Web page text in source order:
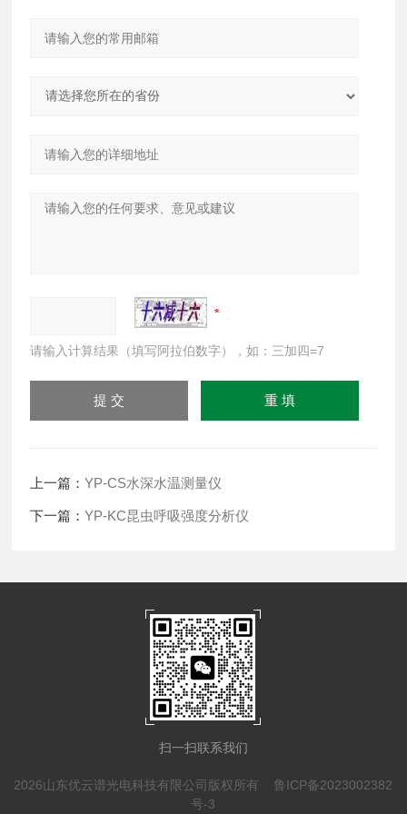
请输入计算结果（填写阿拉伯数字），如：三加四=7
上一篇：YP-CS水深水温测量仪
下一篇：YP-KC昆虫呼吸强度分析仪
扫一扫联系我们
2026山东优云谱光电科技有限公司版权所有 鲁ICP备2023002382
号-3